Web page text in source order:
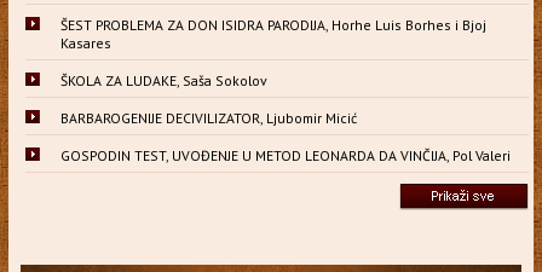
ŠEST PROBLEMA ZA DON ISIDRA PARODIJA, Horhe Luis Borhes i Bjoj
Kasares
ŠKOLA ZA LUDAKE, Saša Sokolov
BARBAROGENIJE DECIVILIZATOR, Ljubomir Micić
GOSPODIN TEST, UVOĐENJE U METOD LEONARDA DA VINČIJA, Pol Valeri